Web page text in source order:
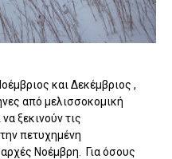
και Δεκέμβριος ,
από μελισσοκομική
ξεκινούν τις
πετυχημένη
Νοέμβρη. Για όσους